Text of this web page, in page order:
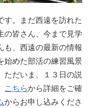
す。まだ西遠を訪れた
の皆さん、今まで見学
も、西遠の最新の情報
始めた部活の練習風景
ただいま、１３日の説
こちらから詳細をご確
からお申し込みくださ